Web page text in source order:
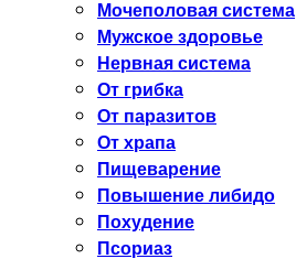
Мочеполовая система
Мужское здоровье
Нервная система
От грибка
От паразитов
От храпа
Пищеварение
Повышение либидо
Похудение
Псориаз